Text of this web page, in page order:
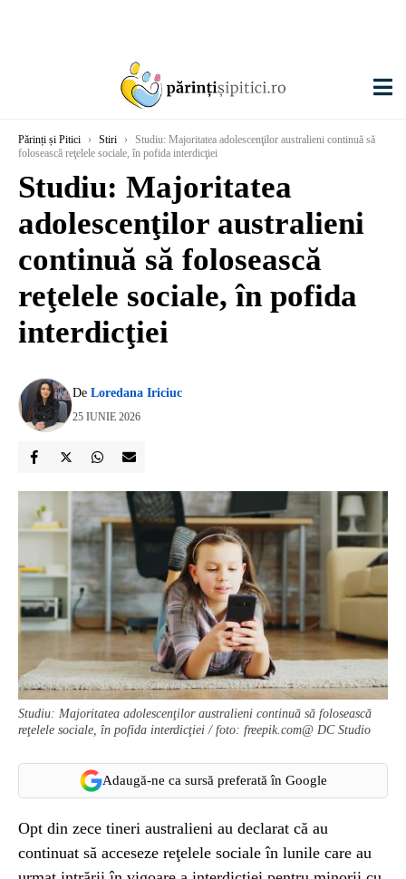
Părinți și Pitici › Stiri ›
Studiu: Majoritatea adolescenţilor australieni continuă să
folosească reţelele sociale, în pofida interdicţiei
Studiu: Majoritatea
adolescenţilor australieni
continuă să folosească
reţelele sociale, în pofida
interdicţiei
De Loredana Iriciuc
25 IUNIE 2026
Studiu: Majoritatea adolescenţilor australieni continuă să folosească
reţelele sociale, în pofida interdicţiei / foto: freepik.com@ DC Studio
Adaugă-ne ca sursă preferată în Google
Opt din zece tineri australieni au declarat că au
continuat să acceseze reţelele sociale în lunile care au